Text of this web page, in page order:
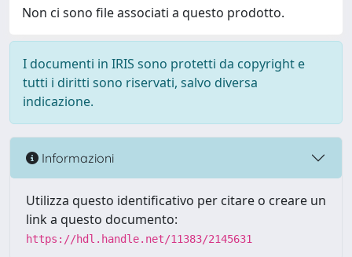
Non ci sono file associati a questo prodotto.
I documenti in IRIS sono protetti da copyright e
tutti i diritti sono riservati, salvo diversa
indicazione.
Informazioni
Utilizza questo identificativo per citare o creare un
link a questo documento:
https://hdl.handle.net/11383/2145631